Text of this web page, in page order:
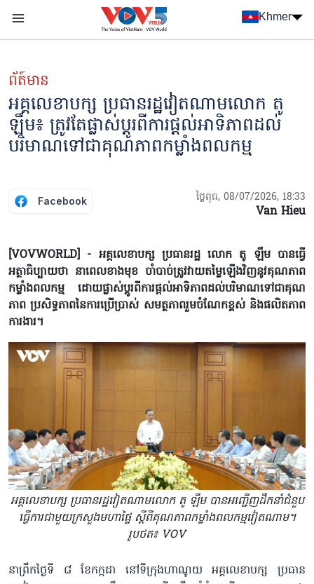
Nhảy đến nội dung
Khmer
ព័ត៍មាន
អគ្គលេខាបក្ស ប្រធានរដ្ឋវៀតណាមលោក តូ
ឡឹម៖ ត្រូវតែផ្លាស់ប្តូរពីការផ្ដល់អាទិភាពដល់
បរិមាណទៅជាគុណភាពកម្លាំងពលកម្ម
Facebook ថ្ងៃពុធ, 08/07/2026, 18:33
Van Hieu
[VOVWORLD] - អគ្គលេខាបក្ស ប្រធានរដ្ឋ លោក តូ ឡឹម បានធ្វើ
អត្ថាធិប្បាយថា នាពេលខាងមុខ ចាំបាច់ត្រូវវាយតម្លៃឡើងវិញនូវគុណភាព
កម្លាំងពលកម្ម ដោយផ្លាស់ប្តូរពីការផ្ដល់អាទិភាពដល់បរិមាណទៅជាគុណ
ភាព ប្រសិទ្ធភាពនៃការប្រើប្រាស់ សមត្ថភាពរួមចំណែកខ្ពស់ និងផលិតភាព
ការងារ។
អគ្គលេខាបក្ស ប្រធានរដ្ឋវៀតណាមលោក តូ ឡឹម បានអញ្ជើញដឹកនាំជំនួប
ធ្វើការជាមួយក្រសួងមហាផ្ទៃ ស្តីពីគុណភាពកម្លាំងពលកម្មវៀតណាម។
រូបថត៖ VOV
នាព្រឹកថ្ងៃទី ៨ ខែកក្កដា នៅទីក្រុងហាណូយ អគ្គលេខាបក្ស ប្រធាន